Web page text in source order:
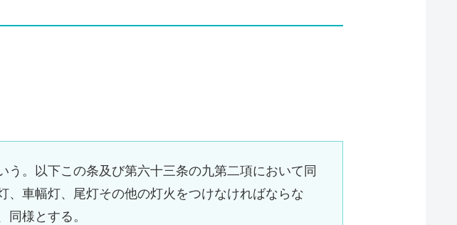
。以下この条及び第六十三条の九第二項において同
、車幅灯、尾灯その他の灯火をつけなければならな
様とする。